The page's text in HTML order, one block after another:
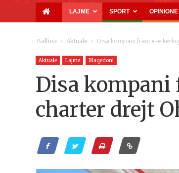
LAJME SPORT OPINIONE
Ballina Aktuale Disa kompani franceze
Aktuale Lajme Maqedoni
Disa kompani
charter drejt